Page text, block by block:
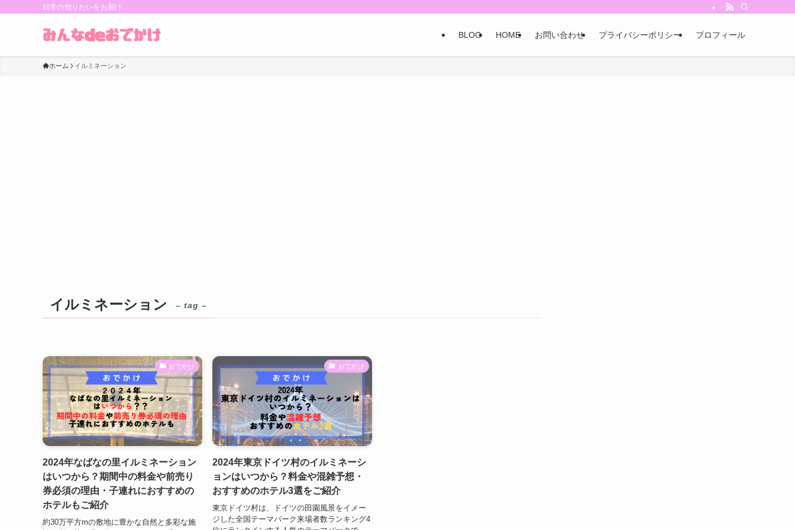
日常の知りたいをお届け
BLOG HOME お問い合わせ プライバシーポリシー プロフィール
ホーム イルミネーション
イルミネーション – tag –
おでかけ
2024年なばなの里イルミネーション
はいつから？期間中の料金や前売り
券必須の理由・子連れにおすすめの
ホテルもご紹介
約30万平方mの敷地に豊かな自然と多彩な施
おでかけ
2024年東京ドイツ村のイルミネーシ
ョンはいつから？料金や混雑予想・
おすすめのホテル3選をご紹介
東京ドイツ村は、ドイツの田園風景をイメー
ジした全国テーマパーク来場者数ランキング4